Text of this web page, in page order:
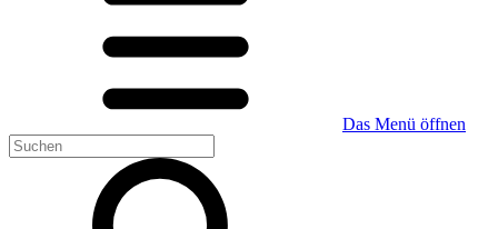
Das Menü öffnen